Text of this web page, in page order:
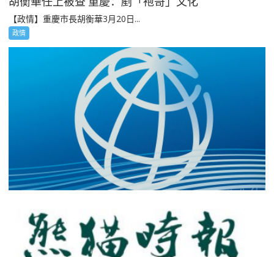
【政情】重慶市長胡衡華3月20日...
政情